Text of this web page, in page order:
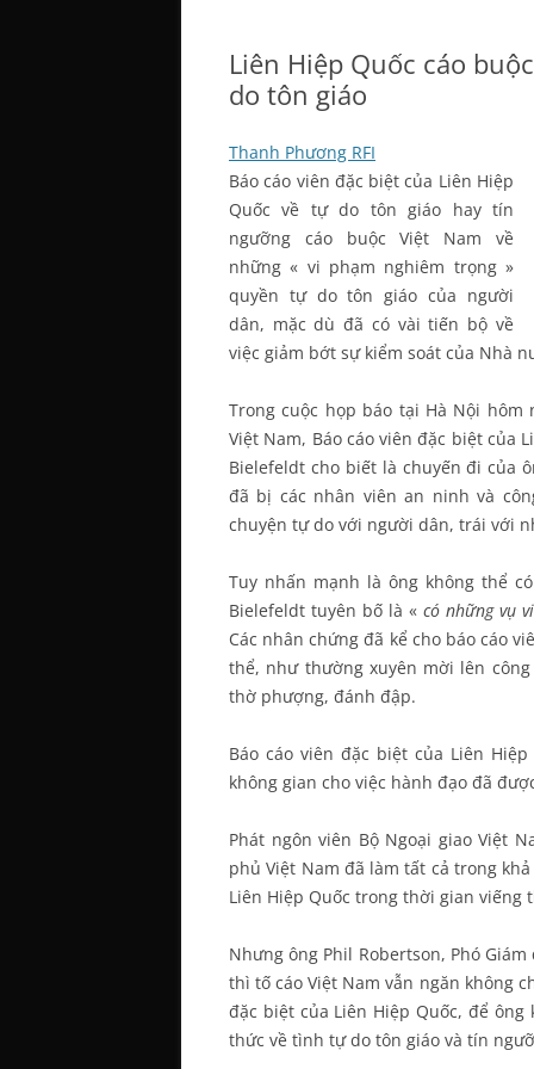
Liên Hiệp Quốc cáo
do tôn giáo
Thanh Phương RFI
Báo cáo viên đặc biệt của Liên Hiệp
Quốc về tự do tôn giáo hay tín
ngưỡng cáo buộc Việt Nam về
những « vi phạm nghiêm trọng »
quyền tự do tôn giáo của người
dân, mặc dù đã có vài tiến bộ về
việc giảm bớt sự kiểm soát của Nhà
Trong cuộc họp báo tại Hà Nội hôm
Việt Nam, Báo cáo viên đặc biệt của
Bielefeldt cho biết là chuyến đi của
đã bị các nhân viên an ninh và
chuyện tự do với người dân, trái với
Tuy nhấn mạnh là ông không thể
Bielefeldt tuyên bố là «có những vụ
Các nhân chứng đã kể cho báo cáo
thể, như thường xuyên mời lên
thờ phượng, đánh đập.
Báo cáo viên đặc biệt của Liên
không gian cho việc hành đạo đã
Phát ngôn viên Bộ Ngoại giao Việt
phủ Việt Nam đã làm tất cả trong
Liên Hiệp Quốc trong thời gian viếng
Nhưng ông Phil Robertson, Phó
thì tố cáo Việt Nam vẫn ngăn không
đặc biệt của Liên Hiệp Quốc, để
thức về tình tự do tôn giáo và tín